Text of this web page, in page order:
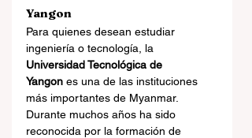
Yangon
Para quienes desean estudiar
ingeniería o tecnología, la
Universidad Tecnológica de
Yangon es una de las instituciones
más importantes de Myanmar.
Durante muchos años ha sido
reconocida por la formación de